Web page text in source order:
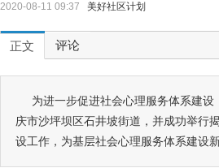
2020-08-11 09:37 美好社区计划
正文 评论
为进一步促进社会心理服务体系建
庆市沙坪坝区石井坡街道，并成功举行
设工作，为基层社会心理服务体系建设